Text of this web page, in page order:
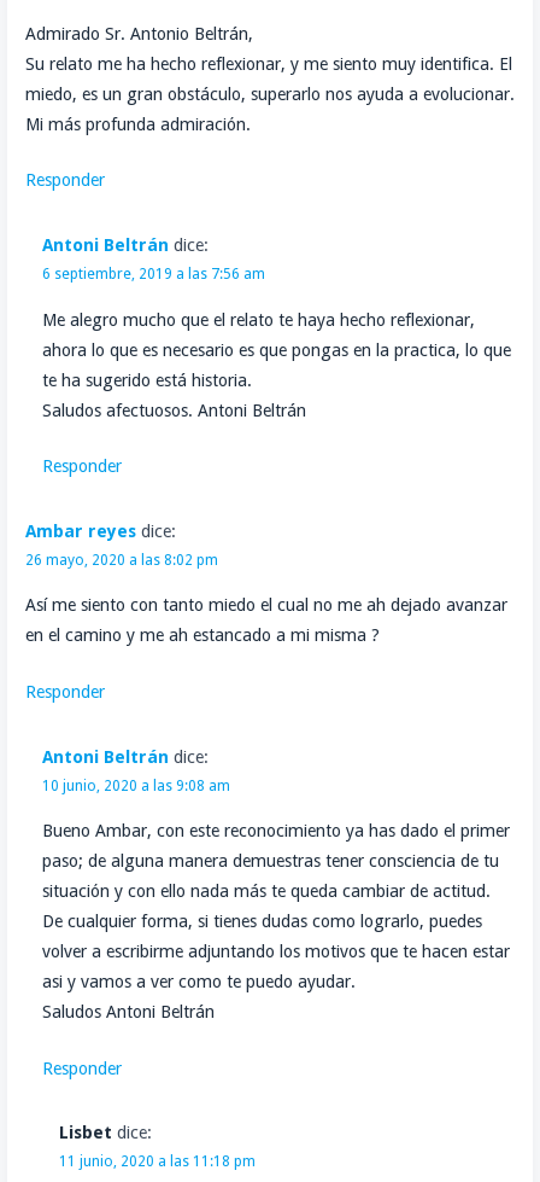
Admirado Sr. Antonio Beltrán,
Su relato me ha hecho reflexionar, y me siento muy identifica. El
miedo, es un gran obstáculo, superarlo nos ayuda a evolucionar.
Mi más profunda admiración.
Responder
Antoni Beltrán dice:
6 septiembre, 2019 a las 7:56 am
Me alegro mucho que el relato te haya hecho reflexionar,
ahora lo que es necesario es que pongas en la practica, lo que
te ha sugerido está historia.
Saludos afectuosos. Antoni Beltrán
Responder
Ambar reyes dice:
26 mayo, 2020 a las 8:02 pm
Así me siento con tanto miedo el cual no me ah dejado avanzar
en el camino y me ah estancado a mi misma ?
Responder
Antoni Beltrán dice:
10 junio, 2020 a las 9:08 am
Bueno Ambar, con este reconocimiento ya has dado el primer
paso; de alguna manera demuestras tener consciencia de tu
situación y con ello nada más te queda cambiar de actitud.
De cualquier forma, si tienes dudas como lograrlo, puedes
volver a escribirme adjuntando los motivos que te hacen estar
asi y vamos a ver como te puedo ayudar.
Saludos Antoni Beltrán
Responder
Lisbet dice:
11 junio, 2020 a las 11:18 pm